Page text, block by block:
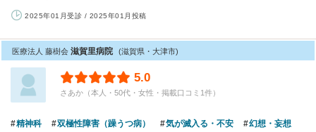
2025年01月受診 / 2025年01月投稿
医療法人 藤樹会 滋賀里病院 (滋賀県・大津市)
5.0
さあか（本人・50代・女性・掲載口コミ1件）
精神科 双極性障害（躁うつ病） 気が滅入る・不安 幻想・妄想